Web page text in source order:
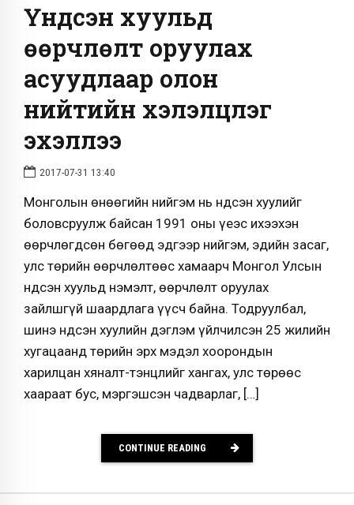
Үндсэн хуульд
өөрчлөлт оруулах
асуудлаар олон
нийтийн хэлэлцүүлэг
эхэллээ
2017-07-31 13:40
Монголын өнөөгийн нийгэм нь Үндсэн хуулийг
боловсруулж байсан 1991 оны үеэс ихээхэн
өөрчлөгдсөн бөгөөд эдгээр нийгэм, эдийн засаг,
улс төрийн өөрчлөлтөөс хамаарч Монгол Улсын
Үндсэн хуульд нэмэлт, өөрчлөлт оруулах
зайлшгүй шаардлага үүсч байна. Тодруулбал,
шинэ Үндсэн хуулийн дэглэм үйлчилсэн 25 жилийн
хугацаанд төрийн эрх мэдэл хоорондын
харилцан хяналт-тэнцлийг хангах, улс төрөөс
хаараат бус, мэргэшсэн чадварлаг, […]
CONTINUE READING